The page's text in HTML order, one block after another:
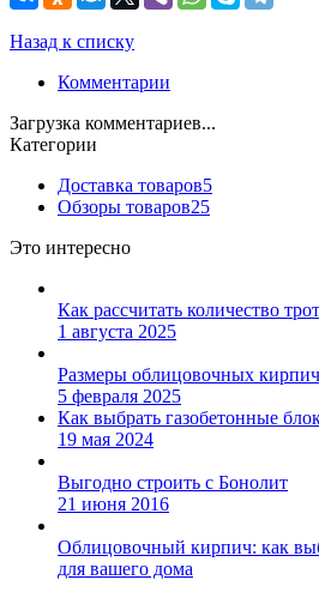
Назад к списку
Комментарии
Загрузка комментариев...
Категории
Доставка товаров5
Обзоры товаров25
Это интересно
Как рассчитать количество
1 августа 2025
Размеры облицовочных
5 февраля 2025
Как выбрать газобетонные
19 мая 2024
Выгодно строить с Бонолит
21 июня 2016
Облицовочный кирпич: как
для вашего дома